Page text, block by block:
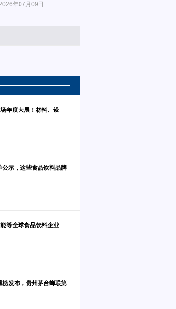
年07月09日
年度大展！材料、设
示，这些食品饮料品牌
等全球食品饮料企业
发布，贵州茅台蝉联第